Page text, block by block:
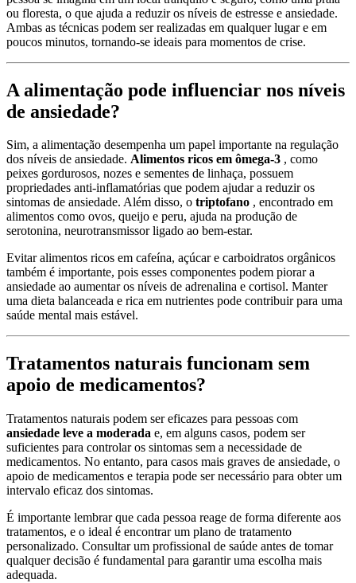
ou floresta, o que ajuda a reduzir os níveis de estresse e ansiedade.
Ambas as técnicas podem ser realizadas em qualquer lugar e em
poucos minutos, tornando-se ideais para momentos de crise.
A alimentação pode influenciar nos níveis
de ansiedade?
Sim, a alimentação desempenha um papel importante na regulação
dos níveis de ansiedade. Alimentos ricos em ômega-3 , como
peixes gordurosos, nozes e sementes de linhaça, possuem
propriedades anti-inflamatórias que podem ajudar a reduzir os
sintomas de ansiedade. Além disso, o triptofano , encontrado em
alimentos como ovos, queijo e peru, ajuda na produção de
serotonina, neurotransmissor ligado ao bem-estar.
Evitar alimentos ricos em cafeína, açúcar e carboidratos orgânicos
também é importante, pois esses componentes podem piorar a
ansiedade ao aumentar os níveis de adrenalina e cortisol. Manter
uma dieta balanceada e rica em nutrientes pode contribuir para uma
saúde mental mais estável.
Tratamentos naturais funcionam sem
apoio de medicamentos?
Tratamentos naturais podem ser eficazes para pessoas com
ansiedade leve a moderada e, em alguns casos, podem ser
suficientes para controlar os sintomas sem a necessidade de
medicamentos. No entanto, para casos mais graves de ansiedade, o
apoio de medicamentos e terapia pode ser necessário para obter um
intervalo eficaz dos sintomas.
É importante lembrar que cada pessoa reage de forma diferente aos
tratamentos, e o ideal é encontrar um plano de tratamento
personalizado. Consultar um profissional de saúde antes de tomar
qualquer decisão é fundamental para garantir uma escolha mais
adequada.